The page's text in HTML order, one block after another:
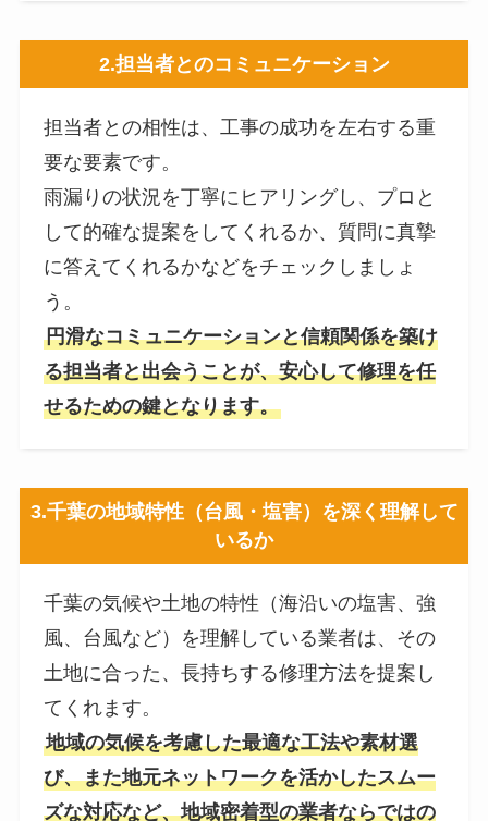
2.担当者とのコミュニケーション
担当者との相性は、工事の成功を左右する重
要な要素です。
雨漏りの状況を丁寧にヒアリングし、プロと
して的確な提案をしてくれるか、質問に真摯
に答えてくれるかなどをチェックしましょ
う。
円滑なコミュニケーションと信頼関係を築け
る担当者と出会うことが、安心して修理を任
せるための鍵となります。
3.千葉の地域特性（台風・塩害）を深く理解して
いるか
千葉の気候や土地の特性（海沿いの塩害、強
風、台風など）を理解している業者は、その
土地に合った、長持ちする修理方法を提案し
てくれます。
地域の気候を考慮した最適な工法や素材選
び、また地元ネットワークを活かしたスムー
ズな対応など、地域密着型の業者ならではの